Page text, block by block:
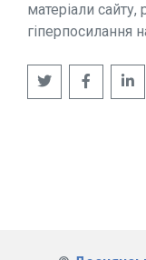
матеріали
гіперпосилання